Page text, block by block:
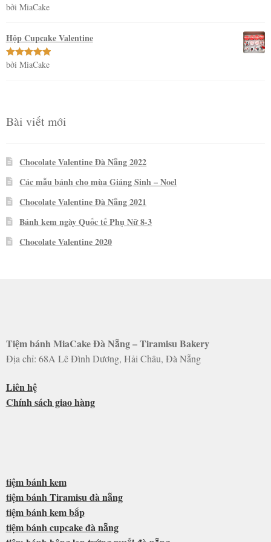
Được xếp
bởi MiaCake
Hộp Cupcake Valentine
Được xếp
bởi MiaCake
Bài viết mới
Chocolate Valentine Đà Nẵng 2022
Các mẫu bánh cho mùa Giáng Sinh – Noel
Chocolate Valentine Đà Nẵng 2021
Bánh kem ngày Quốc tế Phụ Nữ 8-3
Chocolate Valentine 2020
Tiệm bánh MiaCake Đà Nẵng – Tiramisu Bakery
Địa chỉ: 68A Lê Đình Dương, Hải Châu, Đà Nẵng
Liên hệ
Chính sách giao hàng
tiệm bánh kem
tiệm bánh Tiramisu đà nẵng
tiệm bánh kem bắp
tiệm bánh cupcake đà nẵng